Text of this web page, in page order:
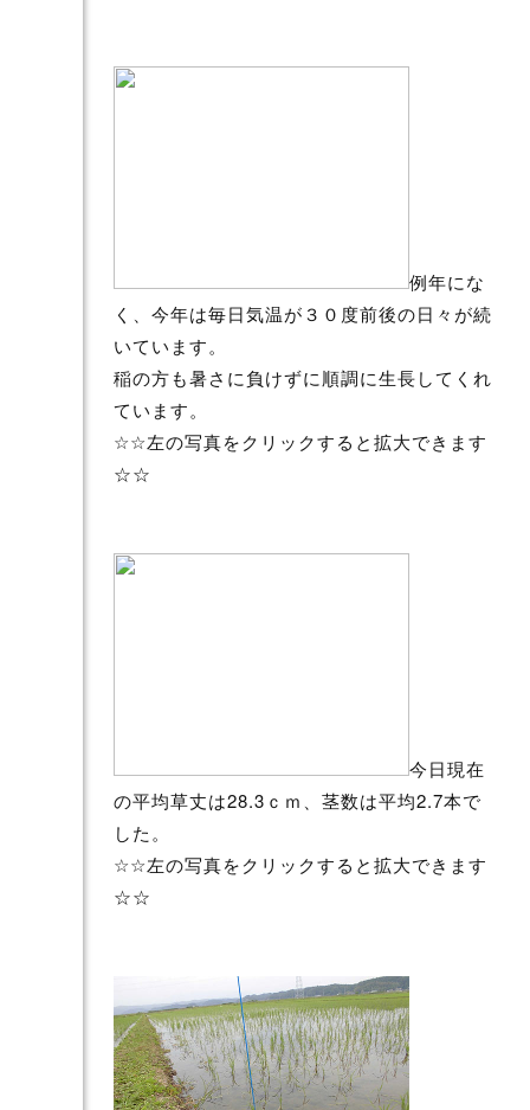
例年にな
く、今年は毎日気温が３０度前後の日々が続
いています。
稲の方も暑さに負けずに順調に生長してくれ
ています。
☆☆左の写真をクリックすると拡大できます
☆☆
今日現在
の平均草丈は28.3ｃｍ、茎数は平均2.7本で
した。
☆☆左の写真をクリックすると拡大できます
☆☆